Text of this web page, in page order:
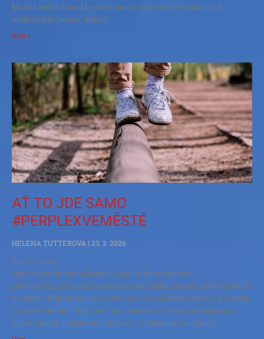
Možná nebyl důvod ke stížnostem, nebo mě přemohla jiná
naléhavější činnost. Kdoví?
Více »
AŤ TO JDE SAMO
#PERPLEXVEMĚSTĚ
HELENA TUTTEROVÁ
23. 3. 2026
A je to tu zas.
Než v buse dostanu jízdenku, není si kam sednout.
Umím si říct, jenže mi zrovna bylo tak hezky, že jsem s nikým mluvit
nechtěla. Přitom vím, že sázet na to, že mě někdo zmerčí a zvedne
se, je fakt loterie. Obzvlášť tam, kde má tři čtvrtě cestujících na
hlavě kapuci, v uších sluchátka a oči přilepené na mobilu.